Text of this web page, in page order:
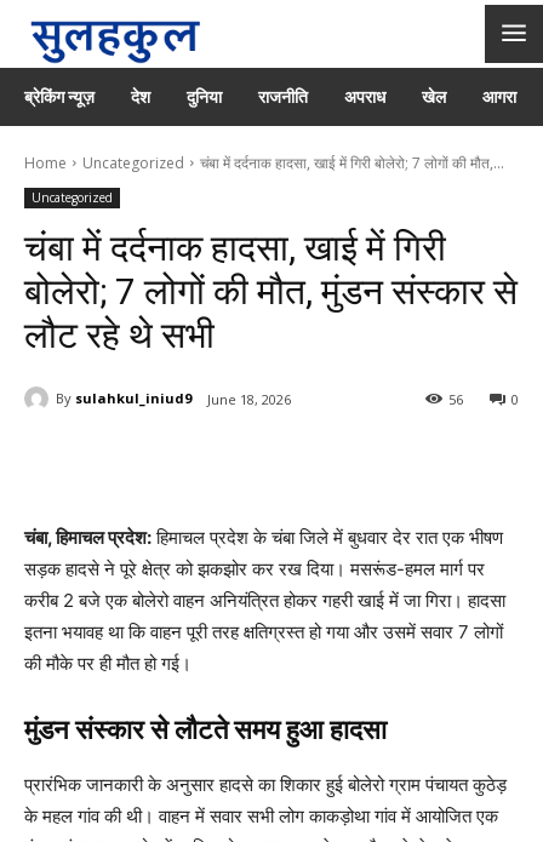
ब्रेकिंग न्यूज़ देश दुनिया राजनीति अपराध खेल आगरा
Home Uncategorized चंबा में दर्दनाक हादसा, खाई में गिरी बोलेरो; 7 लोगों की मौत,...
Uncategorized
चंबा में दर्दनाक हादसा, खाई में गिरी
बोलेरो; 7 लोगों की मौत, मुंडन संस्कार से
लौट रहे थे सभी
By sulahkul_iniud9 June 18, 2026 0
56
चंबा, हिमाचल प्रदेश:हिमाचल प्रदेश के चंबा जिले में बुधवार देर रात एक भीषण
सड़क हादसे ने पूरे क्षेत्र को झकझोर कर रख दिया। मसरूंड-हमल मार्ग पर
करीब 2 बजे एक बोलेरो वाहन अनियंत्रित होकर गहरी खाई में जा गिरा। हादसा
इतना भयावह था कि वाहन पूरी तरह क्षतिग्रस्त हो गया और उसमें सवार 7 लोगों
की मौके पर ही मौत हो गई।
मुंडन संस्कार से लौटते समय हुआ हादसा
प्रारंभिक जानकारी के अनुसार हादसे का शिकार हुई बोलेरो ग्राम पंचायत कुठेड़
के महल गांव की थी। वाहन में सवार सभी लोग काकड़ोथा गांव में आयोजित एक